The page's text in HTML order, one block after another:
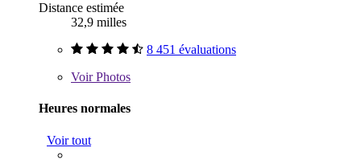
Distance estimée
32,9 milles
8 451 évaluations
VoirPhotos
Heures normales
Voir tout